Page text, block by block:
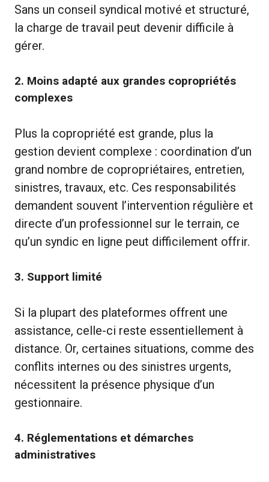
Sans un conseil syndical motivé et structuré,
la charge de travail peut devenir difficile à
gérer.
2. Moins adapté aux grandes copropriétés
complexes
Plus la copropriété est grande, plus la
gestion devient complexe : coordination d’un
grand nombre de copropriétaires, entretien,
sinistres, travaux, etc. Ces responsabilités
demandent souvent l’intervention régulière et
directe d’un professionnel sur le terrain, ce
qu’un syndic en ligne peut difficilement offrir.
3. Support limité
Si la plupart des plateformes offrent une
assistance, celle-ci reste essentiellement à
distance. Or, certaines situations, comme des
conflits internes ou des sinistres urgents,
nécessitent la présence physique d’un
gestionnaire.
4. Réglementations et démarches
administratives